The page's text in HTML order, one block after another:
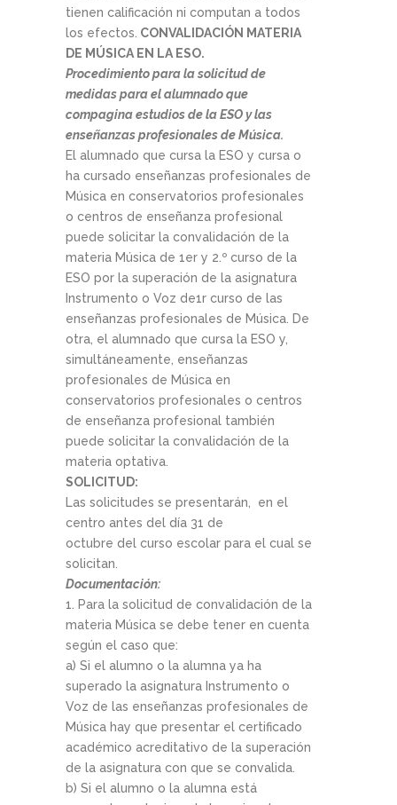
tienen calificación ni computan a todos
los efectos. CONVALIDACIÓN MATERIA
DE MÚSICA EN LA ESO.
Procedimiento para la solicitud de
medidas para el alumnado que
compagina estudios de la ESO y las
enseñanzas profesionales de Música.
El alumnado que cursa la ESO y cursa o
ha cursado enseñanzas profesionales de
Música en conservatorios profesionales
o centros de enseñanza profesional
puede solicitar la convalidación de la
materia Música de 1er y 2.º curso de la
ESO por la superación de la asignatura
Instrumento o Voz de1r curso de las
enseñanzas profesionales de Música. De
otra, el alumnado que cursa la ESO y,
simultáneamente, enseñanzas
profesionales de Música en
conservatorios profesionales o centros
de enseñanza profesional también
puede solicitar la convalidación de la
materia optativa.
SOLICITUD:
Las solicitudes se presentarán, en el
centro antes del día 31 de
octubre del curso escolar para el cual se
solicitan.
Documentación:
1. Para la solicitud de convalidación de la
materia Música se debe tener en cuenta
según el caso que:
a) Si el alumno o la alumna ya ha
superado la asignatura Instrumento o
Voz de las enseñanzas profesionales de
Música hay que presentar el certificado
académico acreditativo de la superación
de la asignatura con que se convalida.
b) Si el alumno o la alumna está